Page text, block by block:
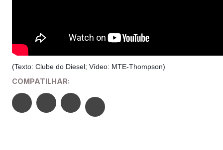
(Texto: Clube do Diesel; Vídeo: MTE-Thompson)
COMPATILHAR: